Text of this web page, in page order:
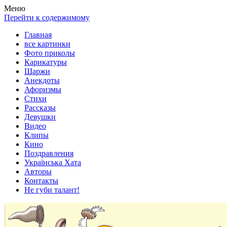
Весела хата — прикольные картинки, смешные истории, клипы!
Покажем всем ваши фото приколы, карикатуры, шаржи, стихи,
Меню
Перейти к содержимому
Главная
все картинки
Фото приколы
Карикатуры
Шаржи
Анекдоты
Афоризмы
Стихи
Рассказы
Девушки
Видео
Клипы
Кино
Поздравления
Українська Хата
Авторы
Контакты
Не губи талант!